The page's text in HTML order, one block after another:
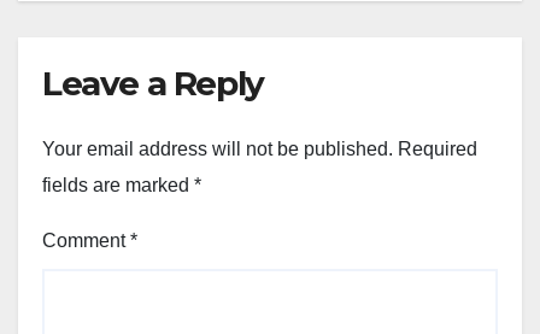
Leave a Reply
Your email address will not be published. Required
fields are marked *
Comment*